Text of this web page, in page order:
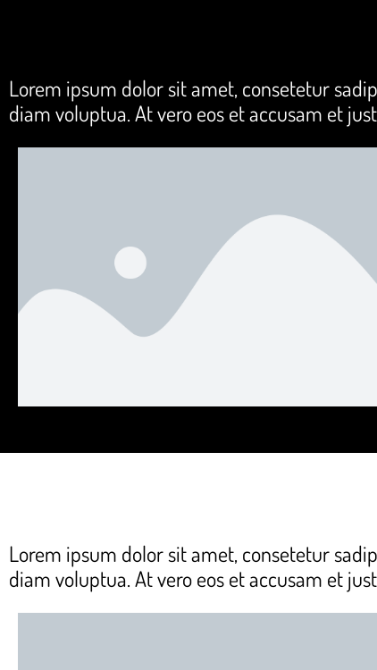
Lorem ipsum dolor sit amet, consetetur
diam voluptua. At vero eos et accusam et
Lorem ipsum dolor sit amet, consetetur
diam voluptua. At vero eos et accusam et